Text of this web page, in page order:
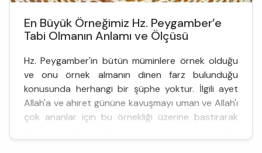
En Büyük Örneğimiz Hz. Peygamber’e
Tabi Olmanın Anlamı ve Ölçüsü
Hz. Peygamber'in bütün müminlere örnek olduğu
ve onu örnek almanın dinen farz bulunduğu
konusunda herhangi bir şüphe yoktur. İlgili ayet
Allah'a ve ahiret gününe kavuşmayı uman ve Allah'ı
çok ananlar için bu örnekliği üzerine bastırarak